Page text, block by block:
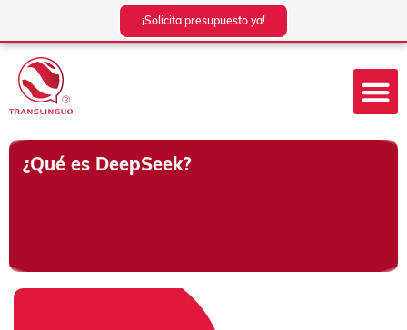
contenido
¡Solicita presupuesto ya!
¿Qué es DeepSeek?